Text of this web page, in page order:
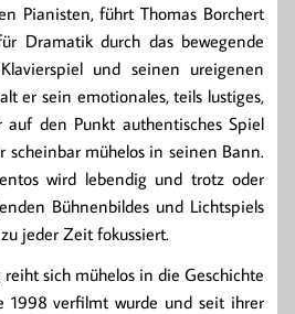
Pianisten, führt Thomas Borchert
Dramatik durch das bewegende
und seinen ureigenen
er sein emotionales, teils lustiges,
auf den Punkt authentisches Spiel
scheinbar mühelos in seinen Bann.
wird lebendig und trotz oder
Bühnenbildes und Lichtspiels
jeder Zeit fokussiert.
sich mühelos in die Geschichte
1998 verfilmt wurde und seit ihrer